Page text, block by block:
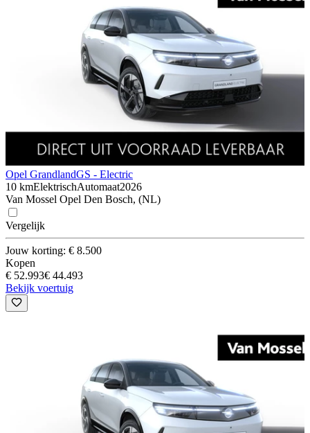
Opel GrandlandGS - Electric
10 kmElektrischAutomaat2026
Van Mossel Opel Den Bosch, (NL)
Vergelijk
Jouw korting: € 8.500
Kopen
€ 52.993€ 44.493
Bekijk voertuig